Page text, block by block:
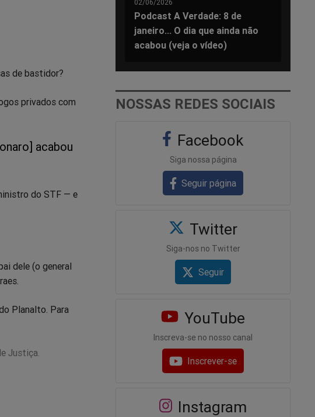
de bastidor?
privados com
acabou
do STF — e
dele (o general
Planalto. Para
Justiça.
02/06/2026
Podcast A Verdade: 8 de
janeiro... O dia que ainda não
acabou (veja o vídeo)
NOSSAS REDES SOCIAIS
Facebook
Siga nossa página
Seguir página
Twitter
Siga-nos no Twitter
Seguir
YouTube
Inscreva-se no nosso canal
Inscrever-se
Instagram